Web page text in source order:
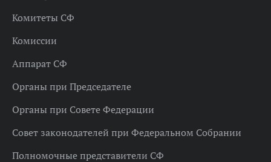
Комитеты СФ
Комиссии
Аппарат СФ
Органы при Председателе
Органы при Совете Федерации
Совет законодателей при Федеральном Собрании
Полномочные представители СФ